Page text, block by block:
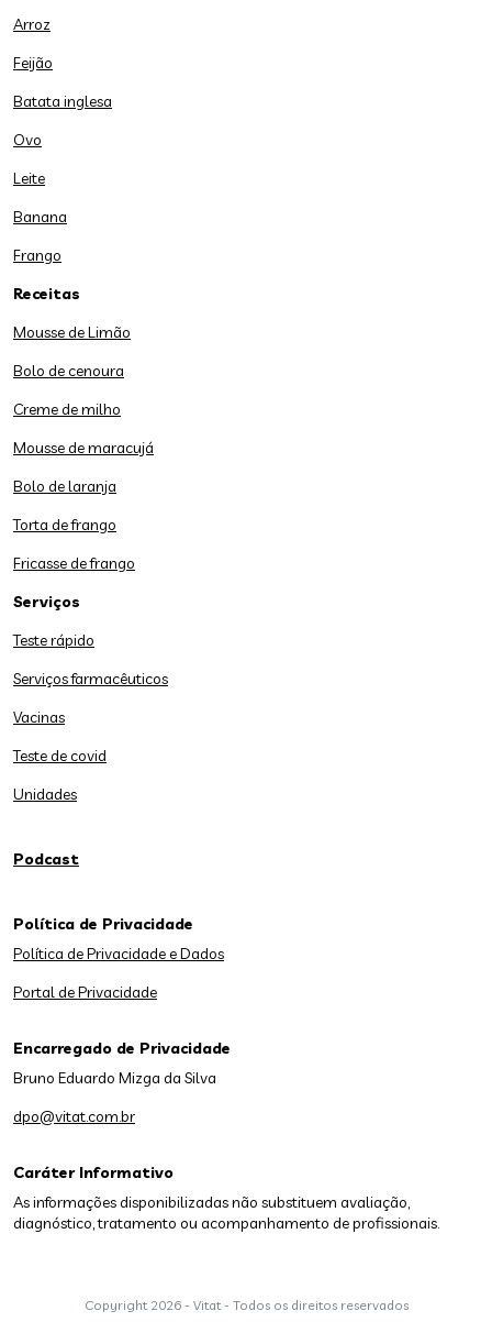
Arroz
Feijão
Batata inglesa
Ovo
Leite
Banana
Frango
Receitas
Mousse de Limão
Bolo de cenoura
Creme de milho
Mousse de maracujá
Bolo de laranja
Torta de frango
Fricasse de frango
Serviços
Teste rápido
Serviços farmacêuticos
Vacinas
Teste de covid
Unidades
Podcast
Caráter Informativo
As informações disponibilizadas não substituem avaliação,
diagnóstico, tratamento ou acompanhamento de profissionais.
Política de Privacidade
Política de Privacidade e Dados
Portal de Privacidade
Encarregado de Privacidade
Bruno Eduardo Mizga da Silva
dpo@vitat.com.br
Copyright 2026 - Vitat - Todos os direitos reservados